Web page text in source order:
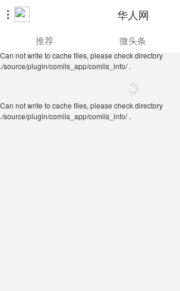
 华人网
./source/plugin/comiis_app/comiis_info/ .
推荐 微头条
Can not write to cache files, please check directory
./source/plugin/comiis_app/comiis_info/ .
Can not write to cache files, please check directory
./source/plugin/comiis_app/comiis_info/ .